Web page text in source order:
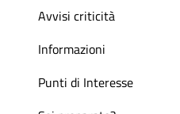
Avvisi criticità
Informazioni
Punti di Interesse